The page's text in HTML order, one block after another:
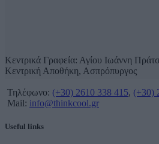
Κεντρικά Γραφεία: Αγίου Ιωάννη
Κεντρική Αποθήκη, Ασπρόπυργος
Τηλέφωνο: (+30) 2610 338 415, (+30)
Mail: info@thinkcool.gr
Useful links